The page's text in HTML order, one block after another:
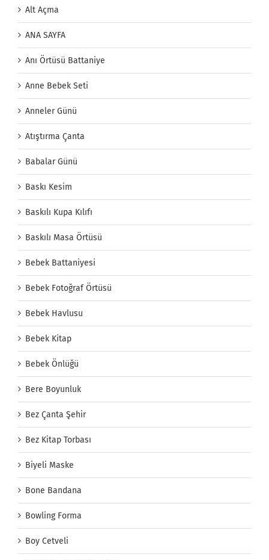
Alt Açma
ANA SAYFA
Anı Örtüsü Battaniye
Anne Bebek Seti
Anneler Günü
Atıştırma Çanta
Babalar Günü
Baskı Kesim
Baskılı Kupa Kılıfı
Baskılı Masa Örtüsü
Bebek Battaniyesi
Bebek Fotoğraf Örtüsü
Bebek Havlusu
Bebek Kitap
Bebek Önlüğü
Bere Boyunluk
Bez Çanta Şehir
Bez Kitap Torbası
Biyeli Maske
Bone Bandana
Bowling Forma
Boy Cetveli